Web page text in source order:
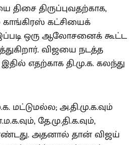
திசை திருப்புவதற்காக,
கட்சியைக்
ஒரு ஆலோசனைக் கூட்ட
விஜயை நடத்த
எதற்காக தி.மு.க. கலந்து
மட்டுமல்ல; அ.தி.மு.க.வும்
தே.மு.தி.க.வும்,
அதனால் தான் விஜய்